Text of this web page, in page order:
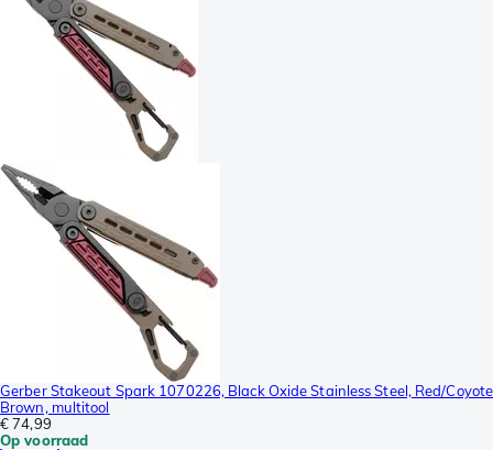
Gerber Stakeout Spark 1070226, Black Oxide Stainless Steel, Red/Coyote
Brown, multitool
€ 74,99
Op voorraad